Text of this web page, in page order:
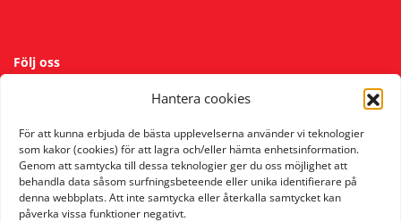
Hantera cookies
För att kunna erbjuda de bästa upplevelserna använder vi teknologier
som kakor (cookies) för att lagra och/eller hämta enhetsinformation.
Genom att samtycka till dessa teknologier ger du oss möjlighet att
behandla data såsom surfningsbeteende eller unika identifierare på
denna webbplats. Att inte samtycka eller återkalla samtycket kan
påverka vissa funktioner negativt.
Följ oss